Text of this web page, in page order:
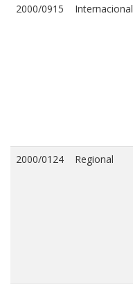
2000/0915 Internacional
2000/0124 Regional